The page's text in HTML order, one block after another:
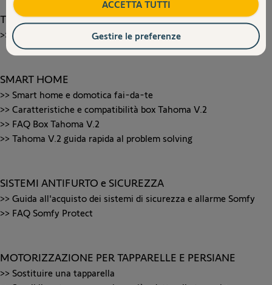
TECNOLOGIA
>> Scopri la tecnologia radio senza fili Somfy
SMART HOME
>> Smart home e domotica fai-da-te
>> Caratteristiche e compatibilità box Tahoma V.2
>> FAQ Box Tahoma V.2
>> Tahoma V.2 guida rapida al problem solving
SISTEMI ANTIFURTO e SICUREZZA
>> Guida all'acquisto dei sistemi di sicurezza e allarme Somfy
>> FAQ Somfy Protect
MOTORIZZAZIONE PER TAPPARELLE E PERSIANE
>> Sostituire una tapparella
ACCETTA TUTTI
Gestire le preferenze